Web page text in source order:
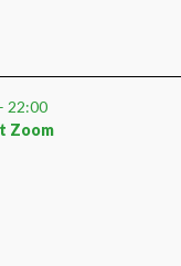
22:00
Zoom